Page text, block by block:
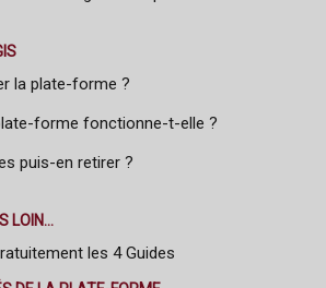
la plate-forme ?
forme fonctionne-t-elle ?
puis-en retirer ?
LOIN...
les 4 Guides